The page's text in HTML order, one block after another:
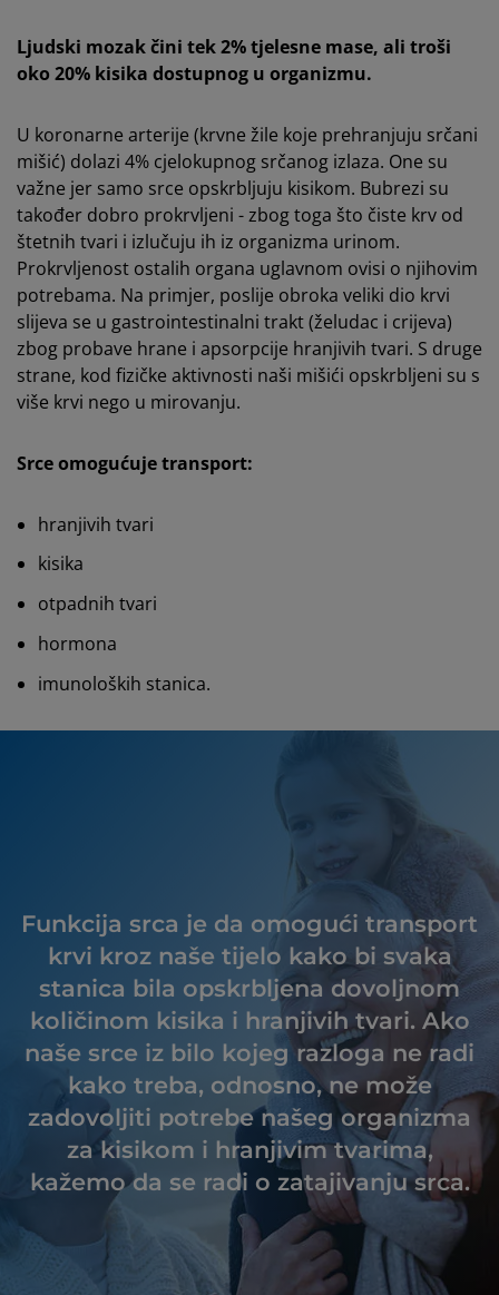
Ljudski mozak čini tek 2% tjelesne mase, ali troši
oko 20% kisika dostupnog u organizmu.
U koronarne arterije (krvne žile koje prehranjuju srčani
mišić) dolazi 4% cjelokupnog srčanog izlaza. One su
važne jer samo srce opskrbljuju kisikom. Bubrezi su
također dobro prokrvljeni - zbog toga što čiste krv od
štetnih tvari i izlučuju ih iz organizma urinom.
Prokrvljenost ostalih organa uglavnom ovisi o njihovim
potrebama. Na primjer, poslije obroka veliki dio krvi
slijeva se u gastrointestinalni trakt (želudac i crijeva)
zbog probave hrane i apsorpcije hranjivih tvari. S druge
strane, kod fizičke aktivnosti naši mišići opskrbljeni su s
više krvi nego u mirovanju.
Srce omogućuje transport:
hranjivih tvari
kisika
otpadnih tvari
hormona
imunoloških stanica.
Funkcija srca je da omogući transport
krvi kroz naše tijelo kako bi svaka
stanica bila opskrbljena dovoljnom
količinom kisika i hranjivih tvari. Ako
naše srce iz bilo kojeg razloga ne radi
kako treba, odnosno, ne može
zadovoljiti potrebe našeg organizma
za kisikom i hranjivim tvarima,
kažemo da se radi o zatajivanju srca.